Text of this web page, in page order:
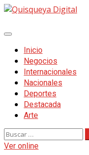
Saltar
contenido
Menú
principalInicio
Negocios
Internacionales
Nacionales
Deportes
Destacada
Arte
Buscar:
Ver online